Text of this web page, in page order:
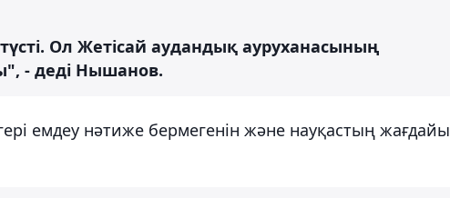
түсті. Ол Жетісай аудандық ауруханасының
- деді Нышанов.
емдеу нәтиже бермегенін және науқастың жағдайы